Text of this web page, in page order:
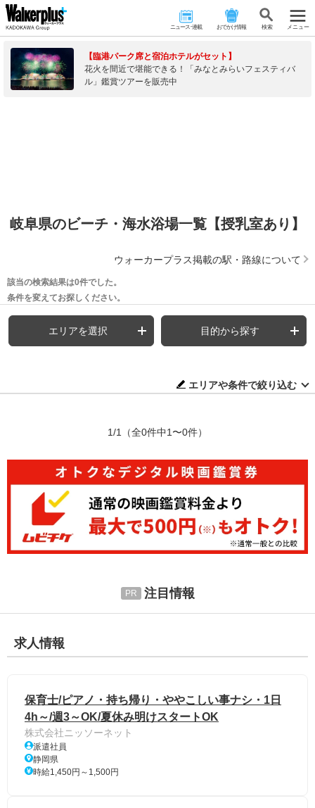
ニュース･連載 おでかけ情報 検 索 メニュー
【臨港パーク席と宿泊ホテルがセット】
花火を間近で堪能できる！「みなとみらいフェスティバ
ル」鑑賞ツアーを販売中
岐阜県のビーチ・海水浴場一覧【授乳室あり】
ウォーカープラス掲載の駅・路線について
該当の検索結果は0件でした。
条件を変えてお探しください。
エリアを選択 目的から探す
エリアや条件で絞り込む
1/1 （全0件中1〜0件）
注目情報
求人情報
保育士/ピアノ・持ち帰り・ややこしい事ナシ・1日
4h～/週3～OK/夏休み明けスタートOK
株式会社ニッソーネット
派遣社員
静岡県
時給1,450円～1,500円